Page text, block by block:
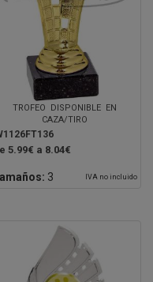
TROFEO DISPONIBLE EN
CAZA/TIRO
5.99€ a 8.04€
3 IVA no incluido